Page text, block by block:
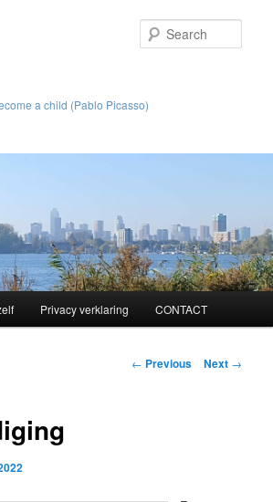
a child (Pablo Picasso)
Privacy verklaring CONTACT
Post
← Previous Next →